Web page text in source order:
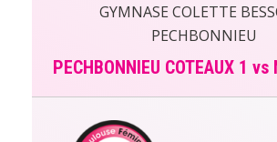
GYMNASE COLETTE
PECHBONNIEU
PECHBONNIEU COTEAUX 1 vs